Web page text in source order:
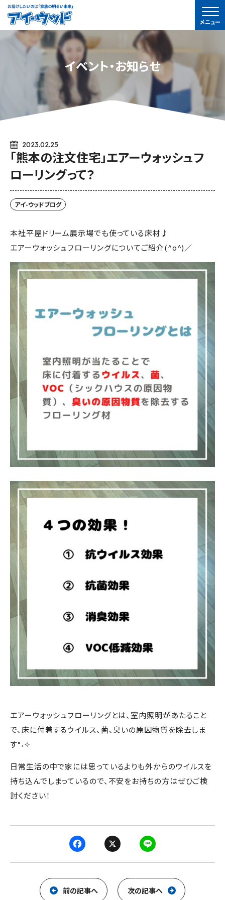
ア
イ-
ウ
メニュー
イベント・お知らせ
2023.02.25
「熊本の注文住宅」エアーウォッシュフ
ローリングって？
アイ-ウッドブログ
本社平屋ドリーム展示場でも使っている床材♪
エアーウォッシュフローリングについてご紹介(^o^)／
エアーウォッシュフローリングとは、室内照明があたること
で、床に付着するウイルス、菌、臭いの原因物質を除去しま
す°˖✧
日常生活の中で家には思っているよりも外からのウイルスを
持ち込んでしまっているので、不安をお持ちの方はぜひご検
討ください！
F
a
c
e
X
i
n
e
前の記事へ 次の記事へ